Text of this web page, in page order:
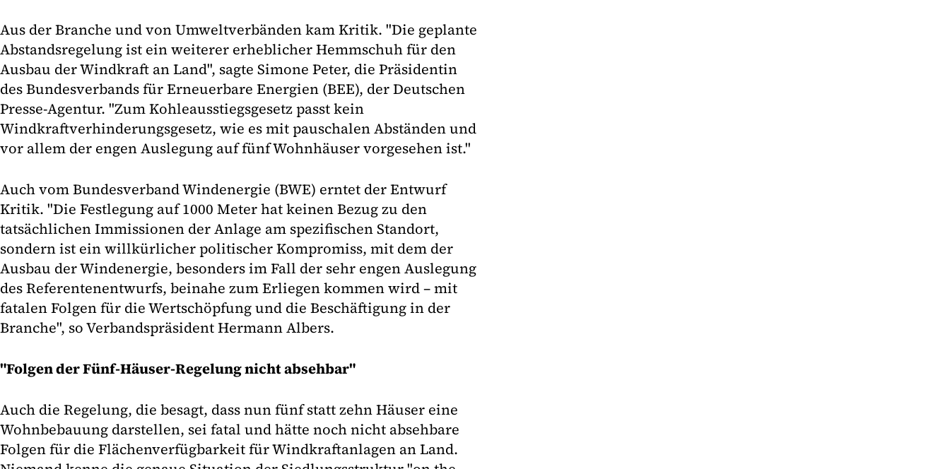
Aus der Branche und von Umweltverbänden kam Kritik. "Die geplante
Abstandsregelung ist ein weiterer erheblicher Hemmschuh für den
Ausbau der Windkraft an Land", sagte Simone Peter, die Präsidentin
des Bundesverbands für Erneuerbare Energien (BEE), der Deutschen
Presse-Agentur. "Zum Kohleausstiegsgesetz passt kein
Windkraftverhinderungsgesetz, wie es mit pauschalen Abständen und
vor allem der engen Auslegung auf fünf Wohnhäuser vorgesehen ist."
Auch vom Bundesverband Windenergie (BWE) erntet der Entwurf
Kritik. "Die Festlegung auf 1000 Meter hat keinen Bezug zu den
tatsächlichen Immissionen der Anlage am spezifischen Standort,
sondern ist ein willkürlicher politischer Kompromiss, mit dem der
Ausbau der Windenergie, besonders im Fall der sehr engen Auslegung
des Referentenentwurfs, beinahe zum Erliegen kommen wird – mit
fatalen Folgen für die Wertschöpfung und die Beschäftigung in der
Branche", so Verbandspräsident Hermann Albers.
"Folgen der Fünf-Häuser-Regelung nicht absehbar"
Auch die Regelung, die besagt, dass nun fünf statt zehn Häuser eine
Wohnbebauung darstellen, sei fatal und hätte noch nicht absehbare
Folgen für die Flächenverfügbarkeit für Windkraftanlagen an Land.